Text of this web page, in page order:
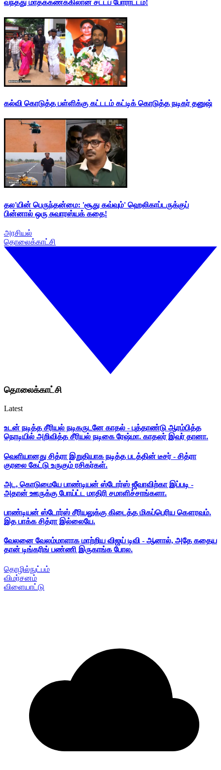
வந்தது மாதக்கணக்கிலான சட்டப் போராட்டம்!
கல்வி கொடுத்த பள்ளிக்கு கட்டடம் கட்டிக் கொடுத்த நடிகர் தனுஷ்
தல'யின் பெருந்தன்மை: 'சூது கவ்வும்' ஹெலிகாப்டருக்குப்
பின்னால் ஒரு சுவாரஸ்யக் கதை!
அரசியல்
தொலைக்காட்சி
தொலைக்காட்சி
Latest
உடன் நடித்த சீரியல் நடிகருடனே காதல் - புத்தாண்டு ஆரம்பித்த
நொடியில் அறிவித்த சீரியல் நடிகை ரேஷ்மா. காதலர் இவர் தானா.
வெளியானது சித்ரா இறுதியாக நடித்த படத்தின் டீசர் - சித்ரா
குரலை கேட்டு உருகும் ரசிகர்கள்.
அட, கொடுமையே பாண்டியன் ஸ்டோர்ஸ் ஜீவாவிற்கா இப்படி -
அதான் ஊருக்கு போய்ட்ட மாதிரி சமாளிச்சாங்களா.
பாண்டியன் ஸ்டோர்ஸ் சீரியலுக்கு கிடைத்த மிகப்பெரிய கௌரவம்.
இத பாக்க சித்ரா இல்லையே.
வேலனை வேலம்மாளாக மாற்றிய விஜய் டிவி - ஆனால், அதே கதைய
தான் டிங்கரிங் பண்ணி இருகாங்க போல.
தொழில்நுட்பம்
விமர்சனம்
விளையாட்டு